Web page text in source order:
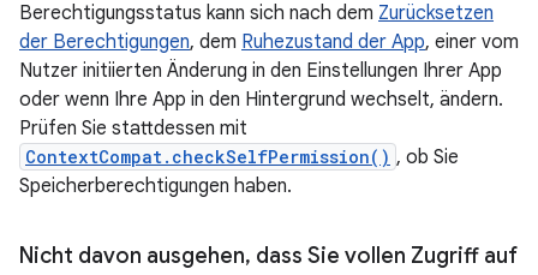
Berechtigungsstatus kann sich nach dem Zurücksetzen
der Berechtigungen, dem Ruhezustand der App, einer vom
Nutzer initiierten Änderung in den Einstellungen Ihrer App
oder wenn Ihre App in den Hintergrund wechselt, ändern.
Prüfen Sie stattdessen mit
ContextCompat.checkSelfPermission() , ob Sie
Speicherberechtigungen haben.
Nicht davon ausgehen, dass Sie vollen Zugriff auf